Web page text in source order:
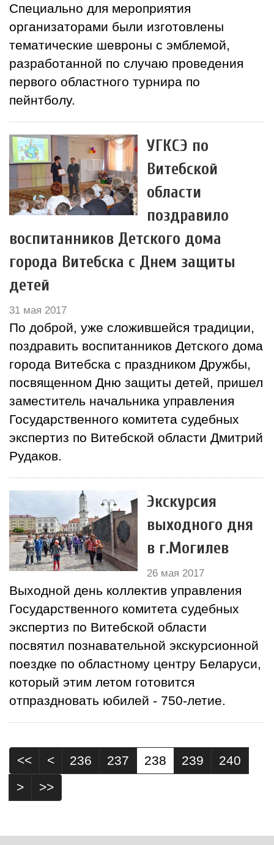
Специально для мероприятия
организаторами были изготовлены
тематические шевроны с эмблемой,
разработанной по случаю проведения
первого областного турнира по
пейнтболу.
УГКСЭ по
Витебской
области
поздравило
воспитанников Детского дома
города Витебска с Днем защиты
детей
31 мая 2017
По доброй, уже сложившейся традиции,
поздравить воспитанников Детского дома
города Витебска с праздником Дружбы,
посвященном Дню защиты детей, пришел
заместитель начальника управления
Государственного комитета судебных
экспертиз по Витебской области Дмитрий
Рудаков.
Экскурсия
выходного дня
в г.Могилев
26 мая 2017
Выходной день коллектив управления
Государственного комитета судебных
экспертиз по Витебской области
посвятил познавательной экскурсионной
поездке по областному центру Беларуси,
который этим летом готовится
отпраздновать юбилей - 750-летие.
<< < 236 237 238 239
240
>
>>